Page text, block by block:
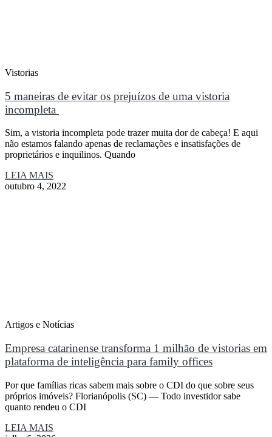
Vistorias
5 maneiras de evitar os prejuízos de uma vistoria
incompleta
Sim, a vistoria incompleta pode trazer muita dor de cabeça! E aqui
não estamos falando apenas de reclamações e insatisfações de
proprietários e inquilinos. Quando
LEIA MAIS
outubro 4, 2022
Artigos e Notícias
Empresa catarinense transforma 1 milhão de vistorias em
plataforma de inteligência para family offices
Por que famílias ricas sabem mais sobre o CDI do que sobre seus
próprios imóveis? Florianópolis (SC) — Todo investidor sabe
quanto rendeu o CDI
LEIA MAIS